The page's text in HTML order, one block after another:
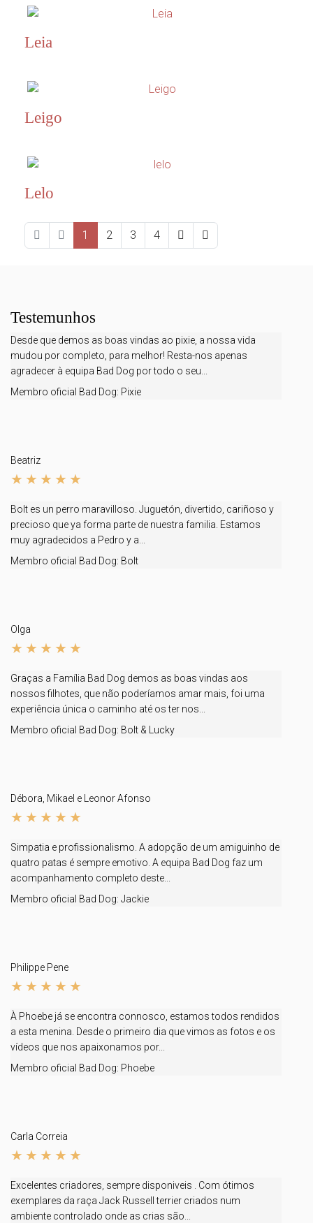
Leia
Leigo
Lelo
1 2 3 4
Testemunhos
Desde que demos as boas vindas ao pixie, a nossa vida
mudou por completo, para melhor! Resta-nos apenas
agradecer à equipa Bad Dog por todo o seu...
Membro oficial Bad Dog: Pixie
Beatriz
Bolt es un perro maravilloso. Juguetón, divertido, cariñoso y
precioso que ya forma parte de nuestra familia. Estamos
muy agradecidos a Pedro y a...
Membro oficial Bad Dog: Bolt
Olga
Graças a Família Bad Dog demos as boas vindas aos
nossos filhotes, que não poderíamos amar mais, foi uma
experiência única o caminho até os ter nos...
Membro oficial Bad Dog: Bolt & Lucky
Débora, Mikael e Leonor Afonso
Simpatia e profissionalismo. A adopção de um amiguinho de
quatro patas é sempre emotivo. A equipa Bad Dog faz um
acompanhamento completo deste...
Membro oficial Bad Dog: Jackie
Philippe Pene
À Phoebe já se encontra connosco, estamos todos rendidos
a esta menina. Desde o primeiro dia que vimos as fotos e os
vídeos que nos apaixonamos por...
Membro oficial Bad Dog: Phoebe
Carla Correia
Excelentes criadores, sempre disponiveis . Com ótimos
exemplares da raça Jack Russell terrier criados num
ambiente controlado onde as crias são...